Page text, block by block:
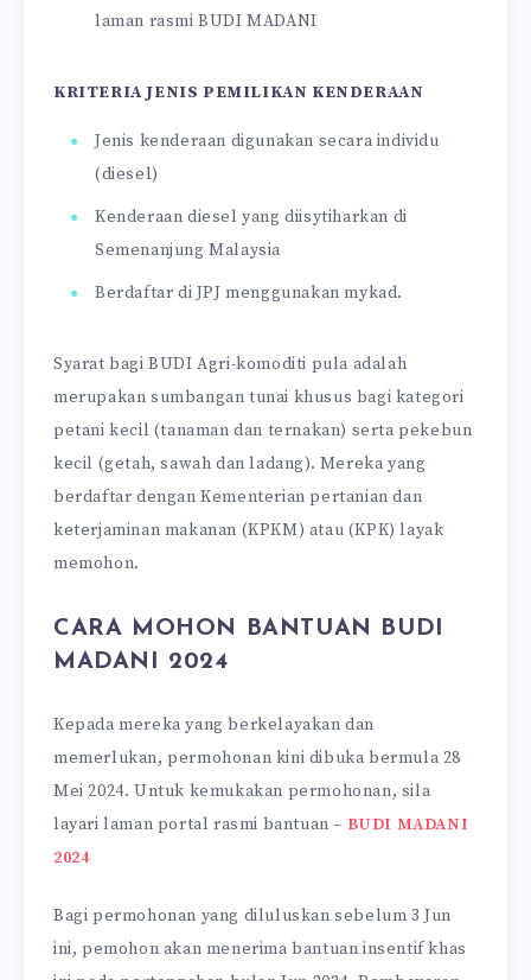
laman rasmi BUDI MADANI
KRITERIA JENIS PEMILIKAN KENDERAAN
Jenis kenderaan digunakan secara individu
(diesel)
Kenderaan diesel yang diisytiharkan di
Semenanjung Malaysia
Berdaftar di JPJ menggunakan mykad.
Syarat bagi BUDI Agri-komoditi pula adalah
merupakan sumbangan tunai khusus bagi kategori
petani kecil (tanaman dan ternakan) serta pekebun
kecil (getah, sawah dan ladang). Mereka yang
berdaftar dengan Kementerian pertanian dan
keterjaminan makanan (KPKM) atau (KPK) layak
memohon.
CARA MOHON BANTUAN BUDI
MADANI 2024
Kepada mereka yang berkelayakan dan
memerlukan, permohonan kini dibuka bermula 28
Mei 2024. Untuk kemukakan permohonan, sila
layari laman portal rasmi bantuan – BUDI MADANI
2024
Bagi permohonan yang diluluskan sebelum 3 Jun
ini, pemohon akan menerima bantuan insentif khas